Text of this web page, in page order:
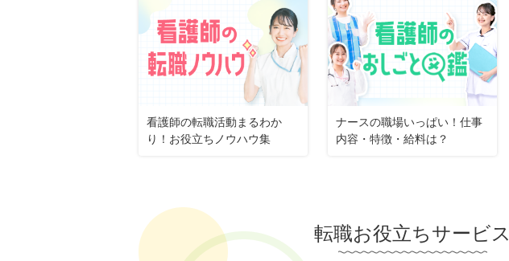
看護師の転職活動まるわか
り！お役立ちノウハウ集
ナースの職場いっぱい！仕事
内容・特徴・給料は？
転職お役立ちサービス